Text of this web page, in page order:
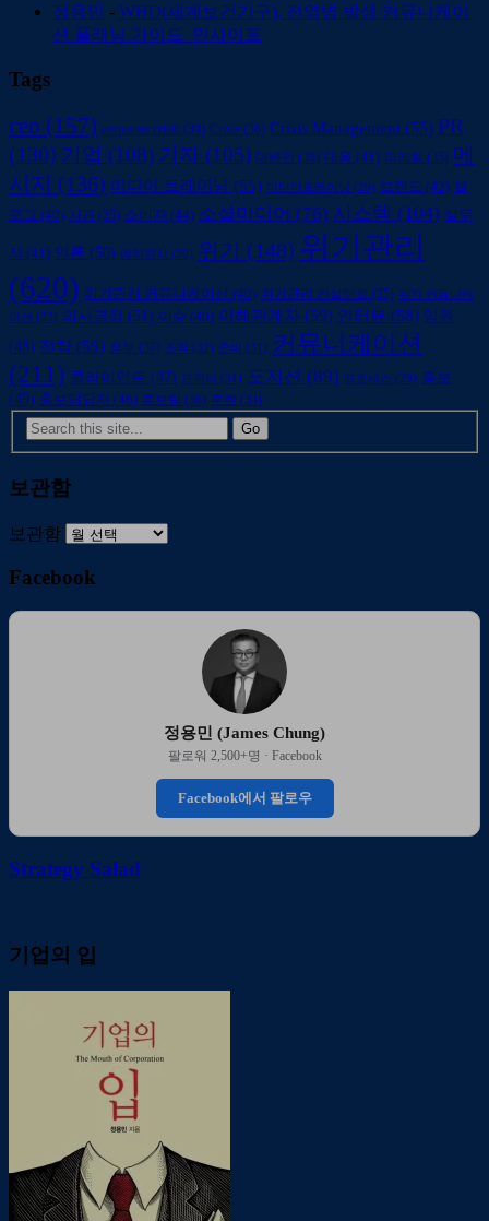
정용민
- WHO(세계보건기구), 전염병 발생 커뮤니케이
션 플래닝 가이드_인사이트
Tags
ceo (157) corporate crisis (39) Crisis (38) Crisis Management (55) PR
(130) 기업 (108) 기자 (105) 대변인 (39) 대응 (41) 마케팅 (35) 메
시지 (136) 미디어 트레이닝 (55) 미디어트레이닝 (29) 브랜드 (42) 블
로그 (40) 사과 (35) 소비자 (44) 소셜미디어 (76) 시스템 (104) 실무
자 (41) 언론 (50) 에이전시 (30) 위기 (148) 위기관리
(620) 위기관리 커뮤니케이션 (40) 위기관리 컨설턴트 (35) 위기 커뮤니케
이션 (33) 의사결정 (51) 이슈 (40) 이해관계자 (59) 인터뷰 (58) 임원
(48) 전략 (59) 정부 (37) 조직 (32) 준비 (31) 커뮤니케이션
(211) 클라이언트 (47) 트위터 (31) 포지션 (89) 프로세스 (29) 홍보
(49) 홍보담당자 (46) 홍보팀 (36) 훈련 (34)
보관함
보관함
Facebook
정용민 (James Chung)
팔로워 2,500+명 · Facebook
Facebook에서 팔로우
Strategy Salad
기업의 입